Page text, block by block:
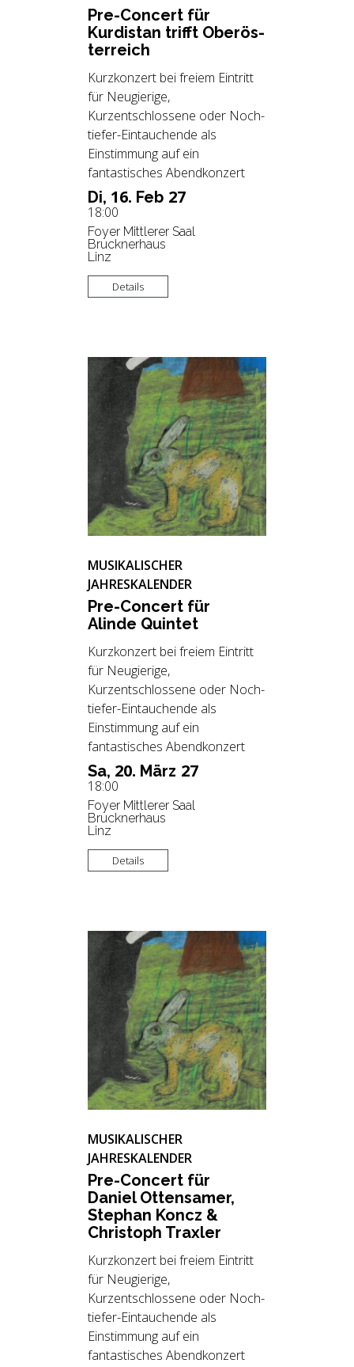
Di, 16. Feb 27
18:00
Foyer Mittlerer Saal
Brucknerhaus
Linz
Pre-Con­cert für
Kur­di­stan trifft Ober­ös­
ter­reich
Kurzkonzert bei freiem Eintritt
für Neugierige,
Kurzentschlossene oder Noch-
tiefer-Eintauchende als
Einstimmung auf ein
fantastisches Abendkonzert
Details
Sa, 20. März 27
18:00
Foyer Mittlerer Saal
Brucknerhaus
Linz
MUSIKALISCHER
JAHRESKALENDER
Pre-Con­cert für
Alin­de Quin­tet
Kurzkonzert bei freiem Eintritt
für Neugierige,
Kurzentschlossene oder Noch-
tiefer-Eintauchende als
Einstimmung auf ein
fantastisches Abendkonzert
Details
MUSIKALISCHER
JAHRESKALENDER
Pre-Con­cert für
Da­ni­el Ot­ten­sa­mer,
Ste­phan Koncz &
Chris­toph Trax­ler
Kurzkonzert bei freiem Eintritt
für Neugierige,
Kurzentschlossene oder Noch-
tiefer-Eintauchende als
Einstimmung auf ein
fantastisches Abendkonzert